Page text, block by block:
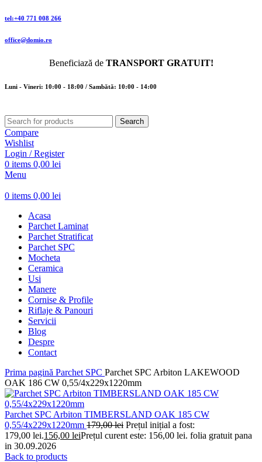
tel:+40 771 008 266
office@domio.ro
Beneficiază de TRANSPORT GRATUIT!
Luni - Vineri: 10:00 - 18:00 / Sambătă: 10:00 - 14:00
Search
Compare
Wishlist
Login / Register
0 items 0,00 lei
Menu
0 items 0,00 lei
Acasa
Parchet Laminat
Parchet Stratificat
Parchet SPC
Mocheta
Ceramica
Usi
Manere
Cornise & Profile
Riflaje & Panouri
Servicii
Blog
Despre
Contact
Prima pagină Parchet SPC Parchet SPC Arbiton LAKEWOOD
OAK 186 CW 0,55/4x229x1220mm
Parchet SPC Arbiton TIMBERSLAND OAK 185 CW
0,55/4x229x1220mm 179,00lei Prețul inițial a fost:
179,00 lei.156,00 leiPrețul curent este: 156,00 lei. folia gratuit pana
in 30.09.2026
Back to products